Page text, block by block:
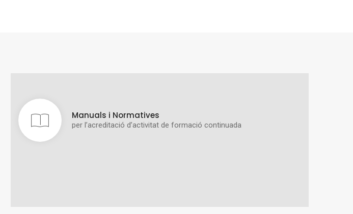
Manuals i Normatives
per l’acreditació d’activitat de formació continuada